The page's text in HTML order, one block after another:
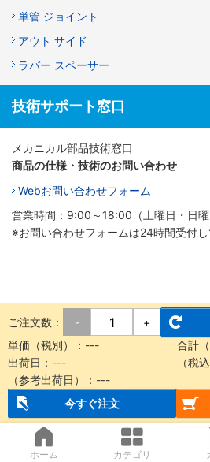
単管 ジョイント
アウト サイド
ラバー スペーサー
技術サポート窓口
メカニカル部品技術窓口
商品の仕様・技術のお問い合わせ
Webお問い合わせフォーム
営業時間：9:00～18:00（土曜日・日曜
※お問い合わせフォームは24時間受付し
ご注文数： - +
単価（税別）： --- 合計
出荷日： --- （税
（参考出荷日）： ---
今すぐ注文
ホーム カテゴリ